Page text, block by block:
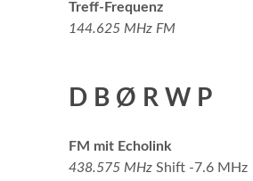
Treff-Frequenz
144.625 MHz FM
D B Ø R W P
FM mit Echolink
438.575 MHz Shift -7.6 MHz